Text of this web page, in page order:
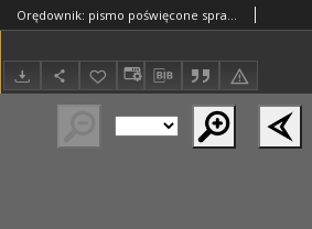
Orędownik: pismo poświęcone sprawom politycznym i spółecznym 1885.04.23 R.15 Nr92